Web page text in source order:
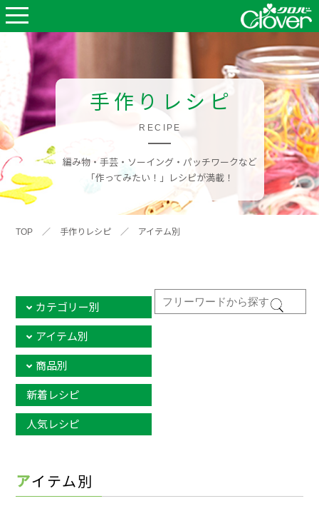
手作りレシピ
RECIPE
編み物・手芸・ソーイング・パッチワークなど
「作ってみたい！」レシピが満載！
TOP ／ 手作りレシピ ／ アイテム別
カテゴリー別
アイテム別
商品別
新着レシピ
人気レシピ
アイテム別